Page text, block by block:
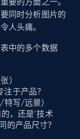
同时分析图片的
人头痛。
中的多个数据
）
于产品？
写/远景）
，还是‘技术
的产品尺寸？